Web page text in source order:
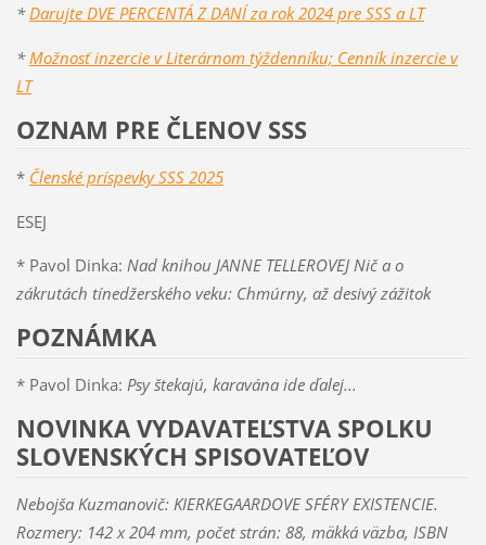
* Darujte DVE PERCENTÁ Z DANÍ za rok 2024 pre SSS a LT
* Možnosť inzercie v Literárnom týždenníku; Cenník inzercie v
LT
OZNAM PRE ČLENOV SSS
* Členské príspevky SSS 2025
ESEJ
* Pavol Dinka: Nad knihou JANNE TELLEROVEJ Nič a o
zákrutách tínedžerského veku: Chmúrny, až desivý zážitok
POZNÁMKA
* Pavol Dinka: Psy štekajú, karavána ide ďalej...
NOVINKA VYDAVATEĽSTVA SPOLKU
SLOVENSKÝCH SPISOVATEĽOV
Nebojša Kuzmanovič: KIERKEGAARDOVE SFÉRY EXISTENCIE.
Rozmery: 142 x 204 mm, počet strán: 88, mäkká väzba, ISBN